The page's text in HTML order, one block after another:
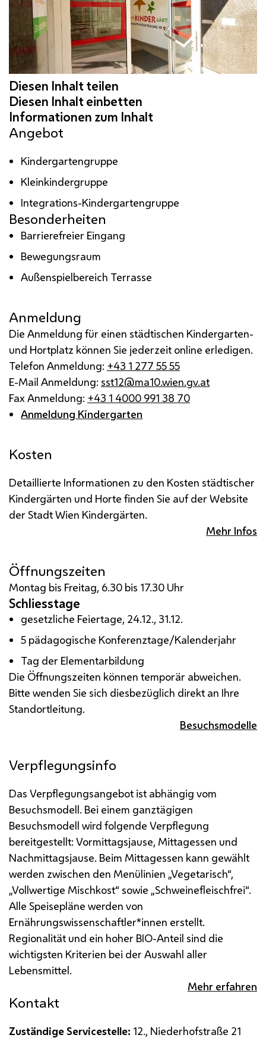
Angebot
Kindergartengruppe
Kleinkindergruppe
Integrations-Kindergartengruppe
Besonderheiten
Barrierefreier Eingang
Bewegungsraum
Außenspielbereich Terrasse
Anmeldung
Die Anmeldung für einen städtischen Kindergarten-
und Hortplatz können Sie jederzeit online erledigen.
Telefon Anmeldung: +43 1 277 55 55
E-Mail Anmeldung: sst12@ma10.wien.gv.at
Fax Anmeldung: +43 1 4000 991 38 70
Anmeldung Kindergarten
Kosten
Detaillierte Informationen zu den Kosten städtischer
Kindergärten und Horte finden Sie auf der Website
der Stadt Wien Kindergärten.
Mehr Infos
Öffnungszeiten
Montag bis Freitag, 6.30 bis 17.30 Uhr
Schliesstage
gesetzliche Feiertage, 24.12., 31.12.
5 pädagogische Konferenztage/Kalenderjahr
Tag der Elementarbildung
Die Öffnungszeiten können temporär abweichen.
Bitte wenden Sie sich diesbezüglich direkt an Ihre
Standortleitung.
Besuchsmodelle
Verpflegungsinfo
Das Verpflegungsangebot ist abhängig vom
Besuchsmodell. Bei einem ganztägigen
Besuchsmodell wird folgende Verpflegung
bereitgestellt: Vormittagsjause, Mittagessen und
Nachmittagsjause. Beim Mittagessen kann gewählt
werden zwischen den Menülinien „Vegetarisch“,
„Vollwertige Mischkost“ sowie „Schweinefleischfrei“.
Alle Speisepläne werden von
Ernährungswissenschaftler*innen erstellt.
Regionalität und ein hoher BIO-Anteil sind die
wichtigsten Kriterien bei der Auswahl aller
Lebensmittel.
Mehr erfahren
Kontakt
Zuständige Servicestelle: 12., Niederhofstraße 21